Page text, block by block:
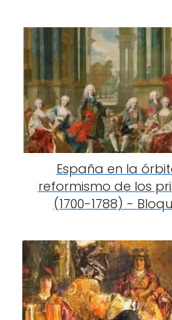
España en la
reformismo de los
(1700-1788) -